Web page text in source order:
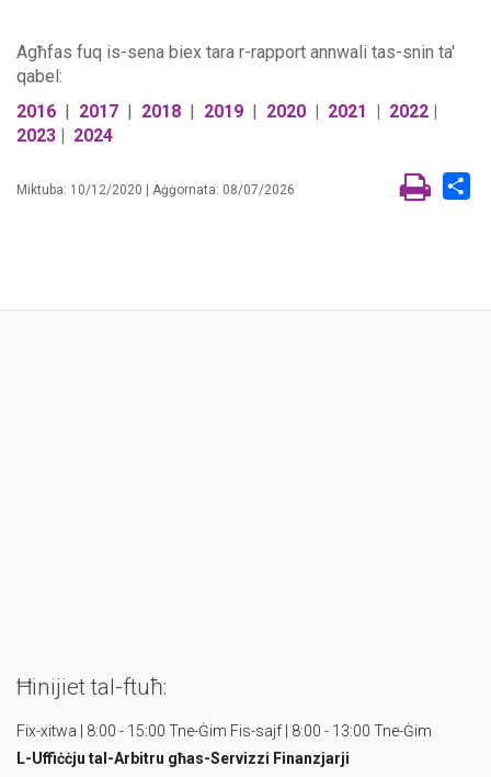
Agħfas fuq is-sena biex tara r-rapport annwali tas-snin ta'
qabel:
2016 | 2017 | 2018 | 2019 | 2020 | 2021 | 2022 |
2023 | 2024
Miktuba: 10/12/2020 | Aġġornata: 08/07/2026
Ħinijiet tal-ftuħ:
Fix-xitwa | 8:00 - 15:00 Tne-Ġim Fis-sajf | 8:00 - 13:00 Tne-Ġim
L-Uffiċċju tal-Arbitru għas-Servizzi Finanzjarji